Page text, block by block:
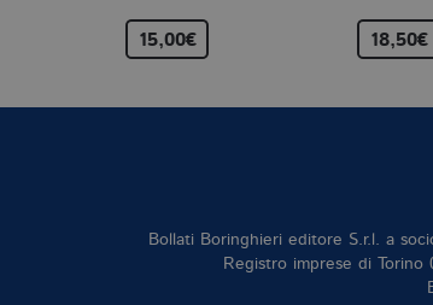
15,00€ 18,50€
Bollati Boringhieri editore S.r.l. a
Registro imprese di Torino